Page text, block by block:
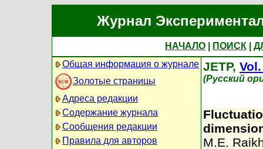
Журнал
НАЧАЛО ПОИСК
Общая информация о журнале
Золотые страницы
Адреса редакции
Содержание журнала
Сообщения редакции
Правила для авторов
JETP,
(Русский
M.E.